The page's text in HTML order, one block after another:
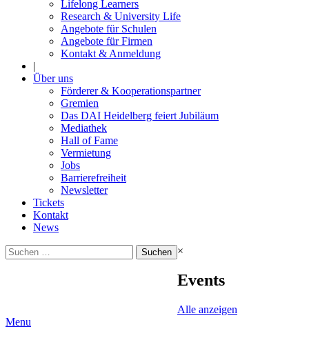
Lifelong Learners
Research & University Life
Angebote für Schulen
Angebote für Firmen
Kontakt & Anmeldung
|
Über uns
Förderer & Kooperationspartner
Gremien
Das DAI Heidelberg feiert Jubiläum
Mediathek
Hall of Fame
Vermietung
Jobs
Barrierefreiheit
Newsletter
Tickets
Kontakt
News
Suchen
nach:
×
Events
Alle anzeigen
Menu